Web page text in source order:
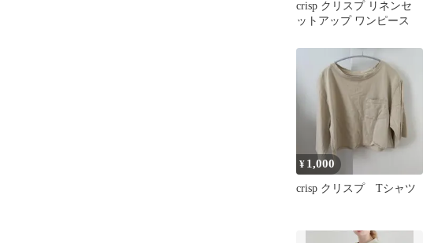
crisp クリスプ リネンセ
ットアップ ワンピース
¥ 1,000
crisp クリスプ Tシャツ